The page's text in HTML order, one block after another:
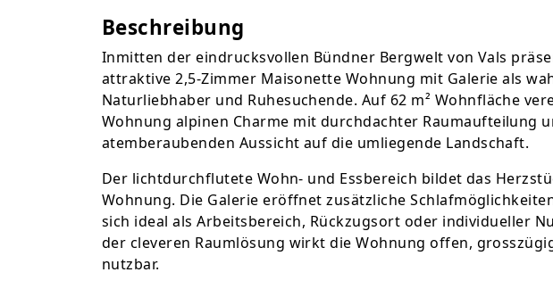
Beschreibung
Inmitten der eindrucksvollen Bündner Bergwelt von Vals
attraktive 2,5-Zimmer Maisonette Wohnung mit Galerie als
Naturliebhaber und Ruhesuchende. Auf 62 m² Wohnfläche
Wohnung alpinen Charme mit durchdachter Raumaufteilung
atemberaubenden Aussicht auf die umliegende Landschaft.
Der lichtdurchflutete Wohn- und Essbereich bildet das
Wohnung. Die Galerie eröffnet zusätzliche
sich ideal als Arbeitsbereich, Rückzugsort oder individueller
der cleveren Raumlösung wirkt die Wohnung offen,
nutzbar.